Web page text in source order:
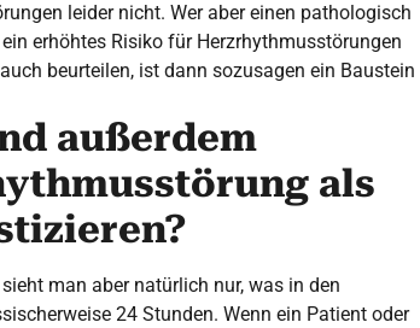
leider nicht. Wer aber einen pathologisch
erhöhtes Risiko für Herzrhythmusstörungen
beurteilen, ist dann sozusagen ein Baustein
außerdem
als
sieht man aber natürlich nur, was in den
24 Stunden. Wenn ein Patient oder